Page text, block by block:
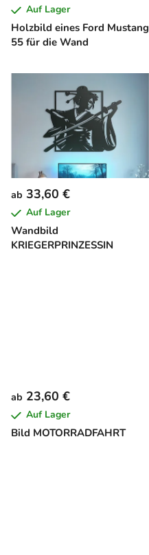
Holzbild eines Ford Mustang
55 für die Wand
Auf Lager
Wandbild
KRIEGERPRINZESSIN
ab 33,60 €
Auf Lager
Bild MOTORRADFAHRT
ab 23,60 €
Auf Lager